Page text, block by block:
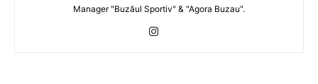
Manager "Buzăul Sportiv" & "Agora Buzau".